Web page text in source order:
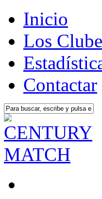
Inicio
Los
Contactar